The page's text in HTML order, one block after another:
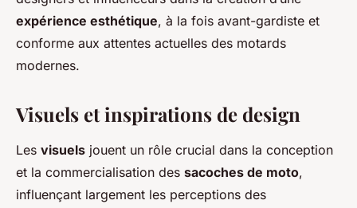
expérience esthétique, à la fois avant-gardiste et
conforme aux attentes actuelles des motards
modernes.
Visuels et inspirations de design
Les visuels jouent un rôle crucial dans la conception
et la commercialisation des sacoches de moto,
influençant largement les perceptions des